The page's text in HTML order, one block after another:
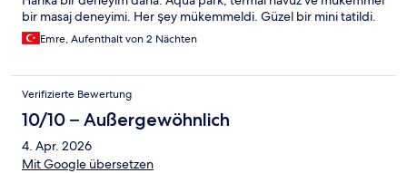
bir masaj deneyimi. Her şey mükemmeldi. Güzel bir mini tatildi.
Emre, Aufenthalt von 2 Nächten
Verifizierte Bewertung
10/10 – Außergewöhnlich
4. Apr. 2026
Mit Google übersetzen